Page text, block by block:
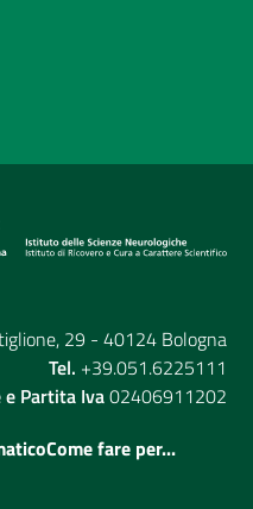
29 - 40124 Bologna
Tel. +39.051.6225111
e Partita Iva02406911202
Come fare per...